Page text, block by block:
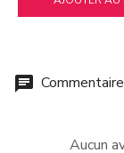
chat
Aucun